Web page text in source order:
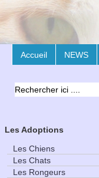
Accueil NEWS
Les Adoptions
Les Chiens
Les Chats
Les Rongeurs